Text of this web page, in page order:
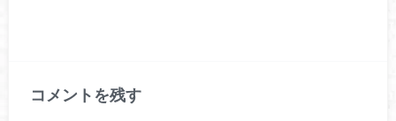
コメントを残す